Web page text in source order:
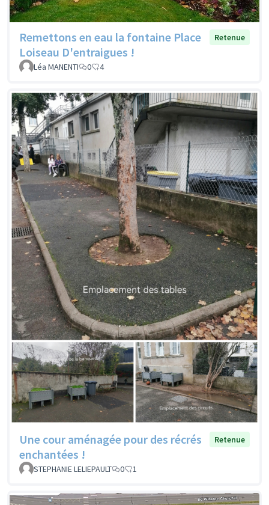
Remettons en eau la fontaine Place
Loiseau D'entraigues !
Retenue
Léa MANENTI 0 4
Une cour aménagée pour des récrés
enchantées !
Retenue
STEPHANIE LELIEPAULT 0 1